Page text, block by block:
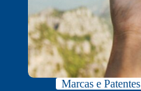
Marcas e Patentes